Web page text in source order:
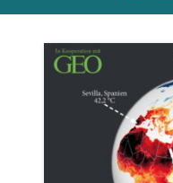
Spenden
Weitere Themen